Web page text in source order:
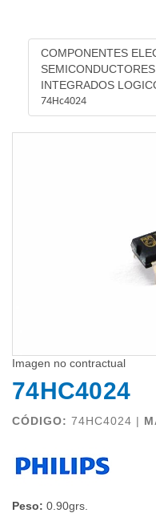
COMPONENTES
SEMICONDUCTORES
INTEGRADOS
74Hc4024
Imagen no contractual
74HC4024
CÓDIGO: 74HC4024 |
Peso: 0.90grs.